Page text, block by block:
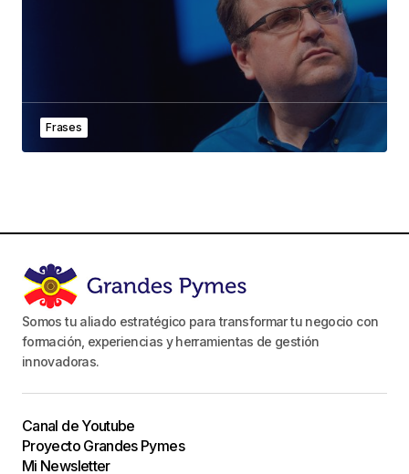
Frases
Somos tu aliado estratégico para transformar tu negocio con
formación, experiencias y herramientas de gestión
innovadoras.
Canal de Youtube
Proyecto Grandes Pymes
Mi Newsletter